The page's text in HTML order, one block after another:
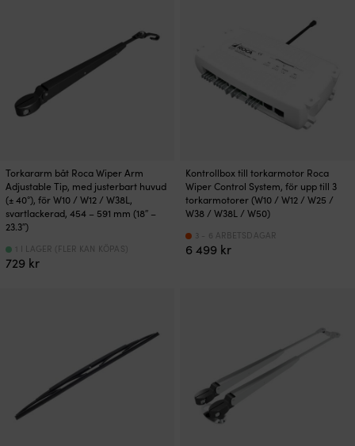
Torkararm båt Roca Wiper Arm
Adjustable Tip, med justerbart huvud
(± 40°), för W10 / W12 / W38L,
svartlackerad, 454 – 591 mm (18″ –
23.3″)
729 kr
1 I LAGER (FLER KAN KÖPAS)
Kontrollbox till torkarmotor Roca
Wiper Control System, för upp till 3
torkarmotorer (W10 / W12 / W25 /
W38 / W38L / W50)
6 499 kr
3 - 6 ARBETSDAGAR